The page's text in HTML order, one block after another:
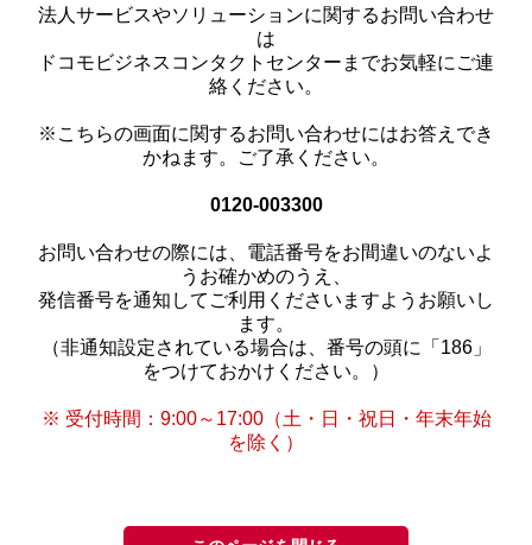
法人サービスやソリューションに関するお問い合わせ
は
ドコモビジネスコンタクトセンターまでお気軽にご連
絡ください。
※こちらの画面に関するお問い合わせにはお答えでき
かねます。ご了承ください。
0120-003300
お問い合わせの際には、電話番号をお間違いのないよ
うお確かめのうえ、
発信番号を通知してご利用くださいますようお願いし
ます。
（非通知設定されている場合は、番号の頭に「186」
をつけておかけください。）
※ 受付時間：9:00～17:00（土・日・祝日・年末年始
を除く）